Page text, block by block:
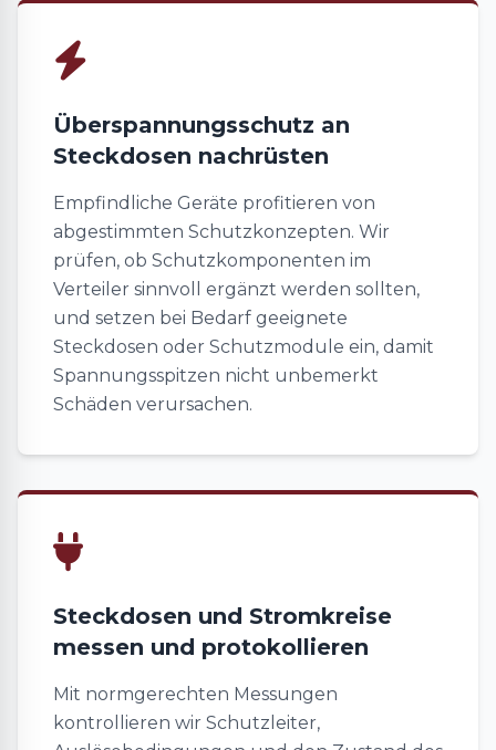
Überspannungsschutz an
Steckdosen nachrüsten
Empfindliche Geräte profitieren von
abgestimmten Schutzkonzepten. Wir
prüfen, ob Schutzkomponenten im
Verteiler sinnvoll ergänzt werden sollten,
und setzen bei Bedarf geeignete
Steckdosen oder Schutzmodule ein, damit
Spannungsspitzen nicht unbemerkt
Schäden verursachen.
Steckdosen und Stromkreise
messen und protokollieren
Mit normgerechten Messungen
kontrollieren wir Schutzleiter,